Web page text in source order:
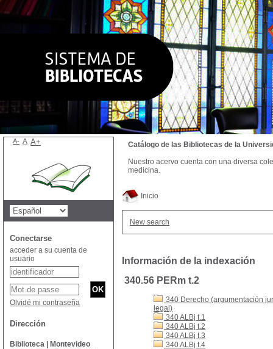
Inicio
New search
Información de la indexación
340.56 PERm t.2
340 Derecho (argumentación
legal)
340 ALBj t.1
340 ALBj t.2
340 ALBj t.3
340 ALBj t.4
Catálogo de las Bibliotecas de la
Nuestro acervo cuenta con una diversa
medicina.
A- A A+
Conectarse
acceder a su cuenta de
usuario
Olvidé mi contraseña
Dirección
Biblioteca | Montevideo